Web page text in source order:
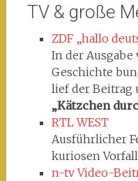
TV & große
ZDF „hallo
In der Ausgabe
Geschichte
lief der Beitrag
„Kätzchen
RTL WEST
Ausführlicher
kuriosen
n-tv Video-